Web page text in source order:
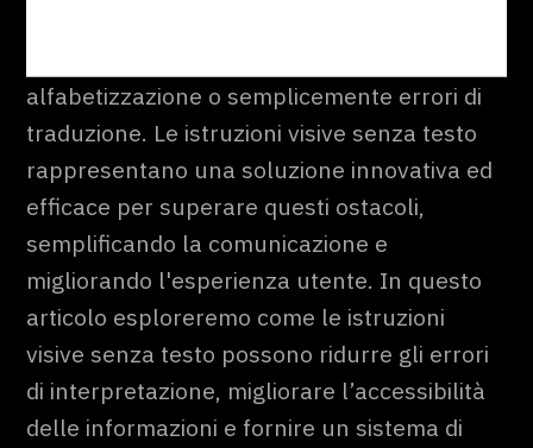
alfabetizzazione o semplicemente errori di
traduzione. Le istruzioni visive senza testo
rappresentano una soluzione innovativa ed
efficace per superare questi ostacoli,
semplificando la comunicazione e
migliorando l'esperienza utente. In questo
articolo esploreremo come le istruzioni
visive senza testo possono ridurre gli errori
di interpretazione, migliorare l’accessibilità
delle informazioni e fornire un sistema di